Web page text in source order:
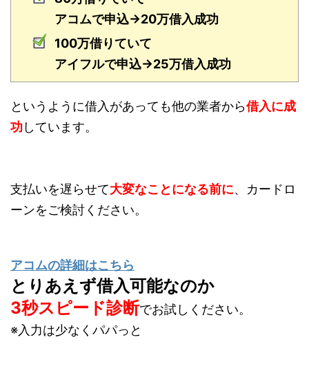
アコムで申込→20万借入成功
100万借りていて
アイフルで申込→25万借入成功
というように借入があっても他の業者から借入に成
功しています。
支払いを遅らせて大変なことになる前に、カードロ
ーンをご検討ください。
アコムの詳細はこちら
とりあえず借入可能なのか
3秒スピード診断でお試しください。
※入力は少なくパパっと